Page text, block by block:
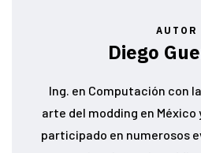
AUTOR
Diego
Ing. en Computación con
arte del modding en
participado en numerosos